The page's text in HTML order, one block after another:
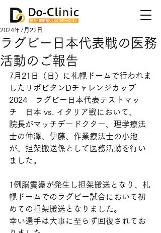
ラグビー日本代表戦の医務
活動のご報告
2024年7月22日
7月21日（日）に札幌ドームで行われま
したリポビタンDチャレンジカップ
2024　ラグビー日本代表テストマッ
チ　日本 vs. イタリア戦において、
院長がマッチデードクター、理学療法
士の仲澤、伊藤、作業療法士の小池
が、担架搬送係として医務活動を行い
ました。
1例脳震盪が発生し担架搬送となり、札
幌ドームでのラグビー試合において初
めての担架搬送となりました。
幸い選手は大事に至らず回復されてお